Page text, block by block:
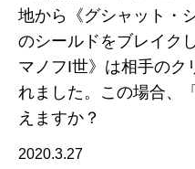
地から《グシャット・
のシールドをブレイク
マノフI世》は相手のク
れました。この場合、
えますか？
2020.3.27